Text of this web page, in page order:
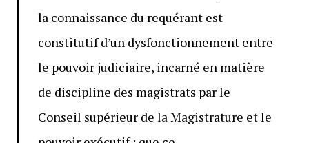
la connaissance du requérant est
constitutif d’un dysfonctionnement entre
le pouvoir judiciaire, incarné en matière
de discipline des magistrats par le
Conseil supérieur de la Magistrature et le